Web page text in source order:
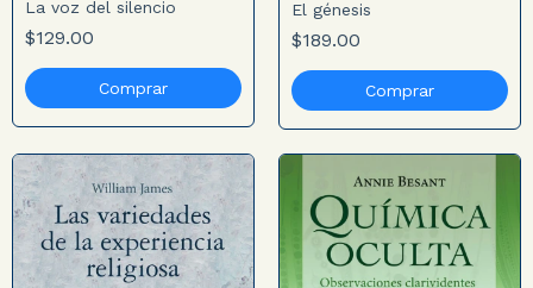
La voz del silencio
$129.00
El génesis
$189.00